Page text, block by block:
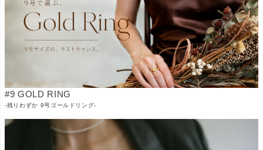
#9 GOLD RING
-残りわずか 9号ゴールドリング-